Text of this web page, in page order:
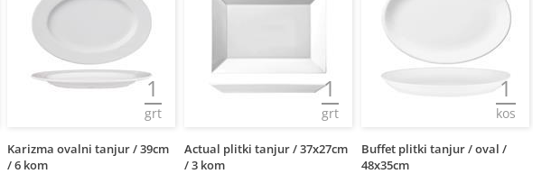
1
grt
Karizma ovalni tanjur / 39cm
/ 6 kom
1
grt
Actual plitki tanjur / 37x27cm
/ 3 kom
1
kos
Buffet plitki tanjur / oval /
48x35cm